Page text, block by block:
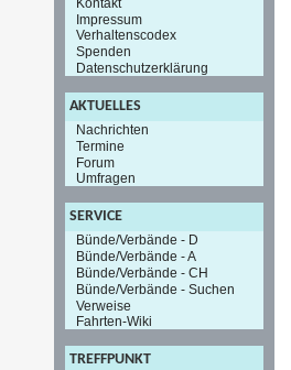
Impressum
Verhaltenscodex
Spenden
Datenschutzerklärung
AKTUELLES
Nachrichten
Termine
Forum
Umfragen
SERVICE
Bünde/Verbände - D
Bünde/Verbände - A
Bünde/Verbände - CH
Bünde/Verbände - Suchen
Verweise
Fahrten-Wiki
TREFFPUNKT